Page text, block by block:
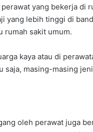
yang bekerja di
yang lebih tinggi di
rumah sakit umum.
kaya atau di
saja, masing-masing
oleh perawat juga